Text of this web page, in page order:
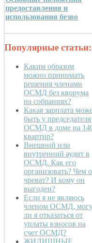
предоставления и
использования безво
Популярные статьи:
Каким образом
можно принимать
решения членами
ОСМД без кворума
на собраниях?
Какая зарплата
быть у председателя
ОСМД в доме на
квартир?
Внешний или
внутренний аудит в
ОСМД. Как его
организовать? Чем
чреват? И кому он
выгоден?
Если я не являюсь
членом ОСМД,
ли я отказаться от
уплаты взносов на
счет ОСМД?